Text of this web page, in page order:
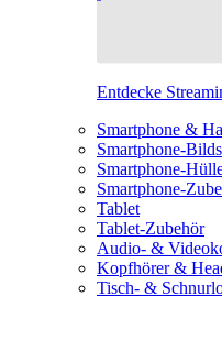
Entdecke
Smartphone &
Smartphone-
Smartphone-
Smartphone-
Tablet
Tablet-Zubehör
Audio- &
Kopfhörer &
Tisch- &